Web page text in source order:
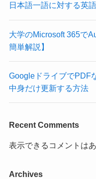
日本語一語に対する英
大学のMicrosoft 365で
簡単解説】
GoogleドライブでPDF
中身だけ更新する方法
Recent Comments
表示できるコメントはあ
Archives